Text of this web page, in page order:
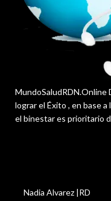
MundoSaludRDN.Online
lograr el Éxito , en base
el binestar es prioritario
Nadia Alvarez |RD